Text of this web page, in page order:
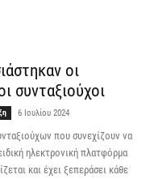
οι
συνταξιούχοι
6 Ιουλίου 2024
που συνεχίζουν να
ηλεκτρονική πλατφόρμα
και έχει ξεπεράσει κάθε